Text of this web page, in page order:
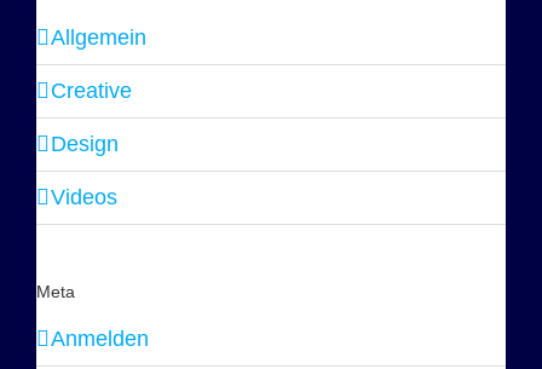
Allgemein
Creative
Design
Videos
Meta
Anmelden